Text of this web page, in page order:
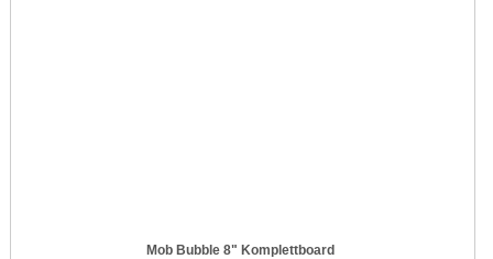
Mob Bubble 8" Komplettboard